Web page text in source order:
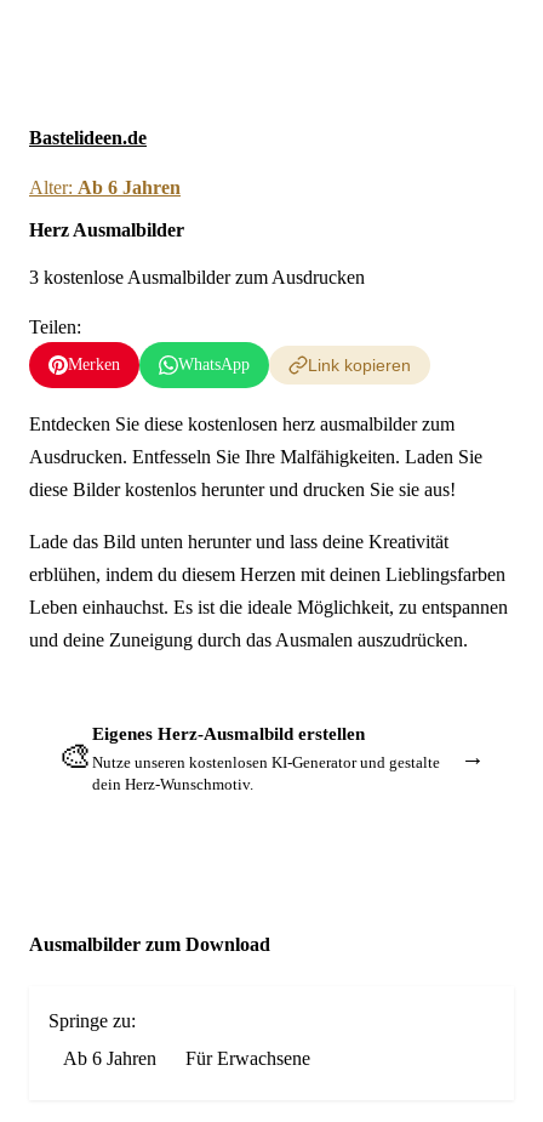
Bastelideen.de
Alter: Ab 6 Jahren
Herz Ausmalbilder
3 kostenlose Ausmalbilder zum Ausdrucken
Teilen:
Merken WhatsApp Link kopieren
Entdecken Sie diese kostenlosen herz ausmalbilder zum
Ausdrucken. Entfesseln Sie Ihre Malfähigkeiten. Laden Sie
diese Bilder kostenlos herunter und drucken Sie sie aus!
Lade das Bild unten herunter und lass deine Kreativität
erblühen, indem du diesem Herzen mit deinen Lieblingsfarben
Leben einhauchst. Es ist die ideale Möglichkeit, zu entspannen
und deine Zuneigung durch das Ausmalen auszudrücken.
🎨
Eigenes Herz-Ausmalbild erstellen
Nutze unseren kostenlosen KI-Generator und gestalte
dein Herz-Wunschmotiv.
→
Ausmalbilder zum Download
Springe zu:
Ab 6 Jahren
Für Erwachsene